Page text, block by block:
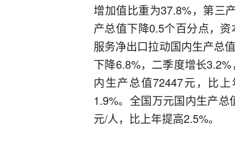
增加值比重为37.8%，第三
产总值下降0.5个百分点，
服务净出口拉动国内生产总
下降6.8%，二季度增长
内生产总值72447元，比
1.9%。全国万元国内生产
元/人，比上年提高2.5%。